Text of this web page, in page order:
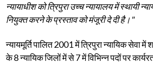
न्यायाधीश को त्रिपुरा उच्च न्यायालय में स्थायी
नियुक्त करने के प्रस्ताव को मंजूरी दे दी है।"
न्यायमूर्ति पालित 2001 में त्रिपुरा न्यायिक सेवा में
के 8 न्यायिक जिलों में से 7 में विभिन्न पदों पर